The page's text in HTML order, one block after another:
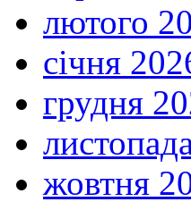
лютого
січня
грудня
жовтня